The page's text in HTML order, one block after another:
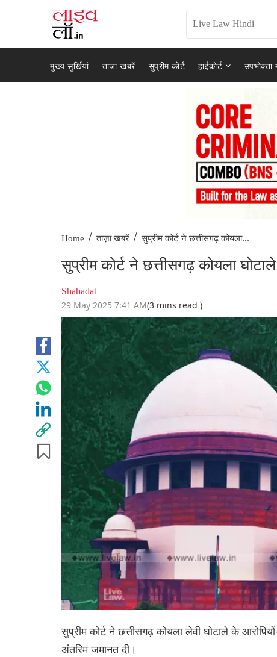
मुख्य सुर्खियां ताजा खबरें सुप्रीम कोर्ट हाईकोर्ट उपभोक्ता
Home / ताज़ा खबरें / सुप्रीम कोर्ट ने छत्तीसगढ़ कोयला...
सुप्रीम कोर्ट ने छत्तीसगढ़ कोयला
Shahadat
29 May 2025 7:41 AM(3 mins read )
सुप्रीम कोर्ट ने छत्तीसगढ़ कोयला लेवी घोटाले के
अंतरिम जमानत दी।